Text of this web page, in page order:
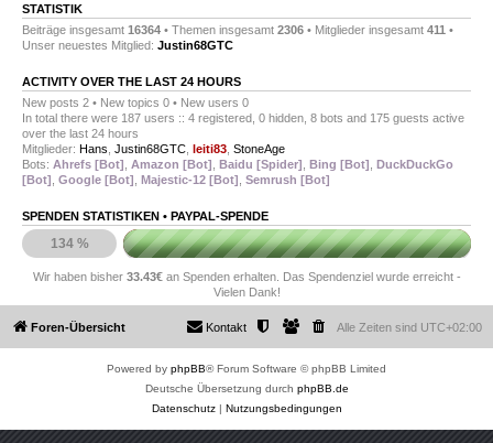
STATISTIK
Beiträge insgesamt 16364 • Themen insgesamt 2306 • Mitglieder insgesamt 411 •
Unser neuestes Mitglied: Justin68GTC
ACTIVITY OVER THE LAST 24 HOURS
New posts 2 • New topics 0 • New users 0
In total there were 187 users :: 4 registered, 0 hidden, 8 bots and 175 guests active
over the last 24 hours
Mitglieder: Hans Justin68GTC leiti83 StoneAge
Bots: Ahrefs [Bot] Amazon [Bot] Baidu [Spider] Bing [Bot] DuckDuckGo
[Bot] Google [Bot] Majestic-12 [Bot] Semrush [Bot]
SPENDEN STATISTIKEN • PAYPAL-SPENDE
134 %
Wir haben bisher 33.43€an Spenden erhalten. Das Spendenziel wurde erreicht -
Vielen Dank!
Foren-Übersicht Alle Zeiten sind UTC+02:00
Kontakt
Powered by phpBB® Forum Software © phpBB Limited
Deutsche Übersetzung durch phpBB.de
Datenschutz| Nutzungsbedingungen